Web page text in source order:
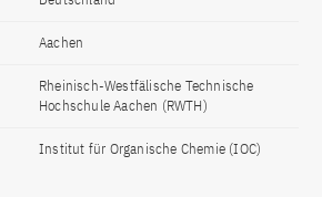
Aachen
Rheinisch-Westfälische Technische
Hochschule Aachen (RWTH)
Institut für Organische Chemie (IOC)